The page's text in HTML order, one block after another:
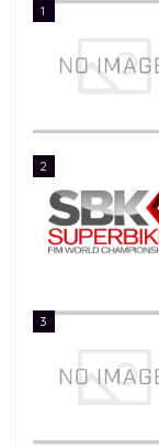
1
2
3